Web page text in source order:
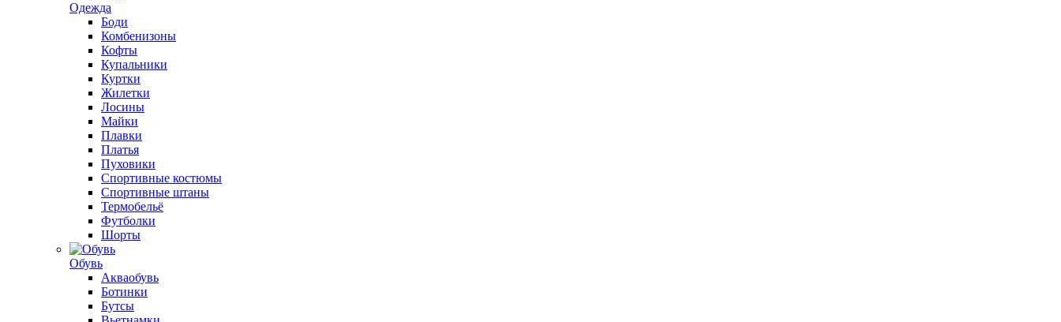
Одежда
Боди
Комбенизоны
Кофты
Купальники
Куртки
Жилетки
Лосины
Майки
Плавки
Платья
Пуховики
Спортивные костюмы
Спортивные штаны
Термобельё
Футболки
Шорты
Обувь
Акваобувь
Ботинки
Бутсы